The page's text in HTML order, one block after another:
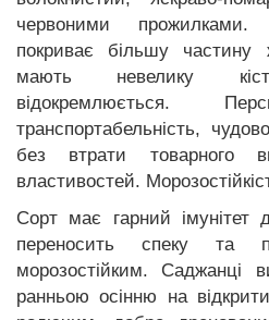
червоними прожилками.
покриває більшу частину
мають невелику
відокремлюється.
транспортабельність,
без втрати товарного
властивостей.
Сорт має гарний імунітет
переносить спеку
морозостійким. Саджанці
ранньою осінню на